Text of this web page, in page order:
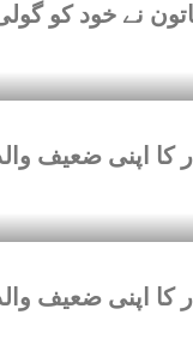
نے خود کو
کا اپنی ضعیف
کا اپنی ضعیف